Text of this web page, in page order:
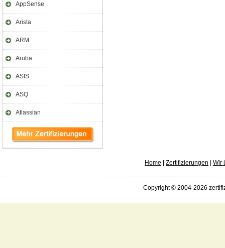
AppSense
Arista
ARM
Aruba
ASIS
ASQ
Atlassian
Home Zertifizierungen Wir
Copyright © 2004-2026